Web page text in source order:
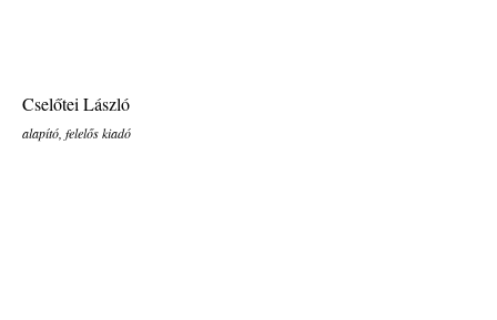
Cselőtei László
alapító, felelős kiadó